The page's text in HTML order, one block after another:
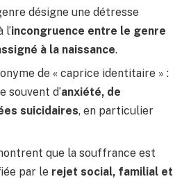
désigne une détresse
l’incongruence entre le genre
à la naissance.
de « caprice identitaire » :
souvent d’anxiété, de
suicidaires, en particulier
que la souffrance est
par le rejet social, familial et